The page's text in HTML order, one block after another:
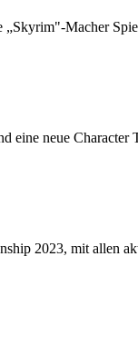
Macher
neue
2023, mit allen